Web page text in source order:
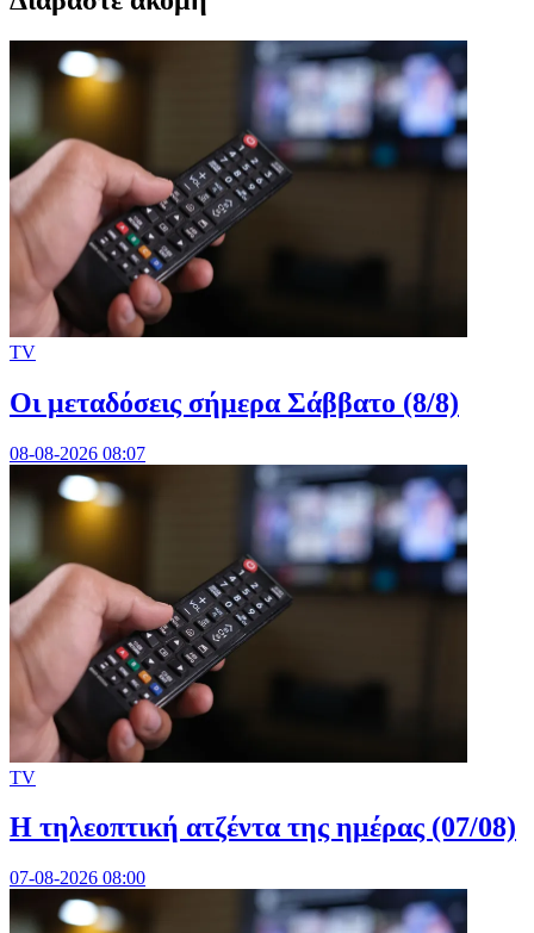
TV
Οι μεταδόσεις σήμερα Σάββατο (8/8)
08-08-2026 08:07
TV
Η τηλεοπτική ατζέντα της ημέρας (07/08)
07-08-2026 08:00